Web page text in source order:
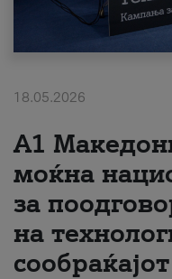
Поддршка
Надополни кредит
#ПодобарОнлајн
18.05.2026
A1
моќна
за
на
сообраќајот